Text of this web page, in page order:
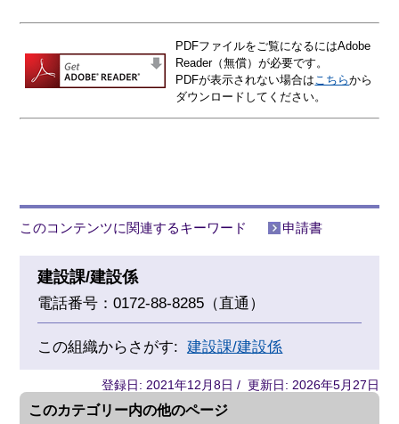
PDFファイルをご覧になるにはAdobe
Reader（無償）が必要です。
PDFが表示されない場合は こちらから
ダウンロードしてください。
このコンテンツに関連するキーワード 申請書
建設課/建設係
電話番号：0172-88-8285（直通）
この組織からさがす:建設課/建設係
登録日: 2021年12月8日 / 更新日: 2026年5月27日
このカテゴリー内の他のページ